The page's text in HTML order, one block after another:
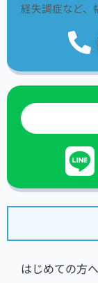
はじめての方へ
経失調症など、